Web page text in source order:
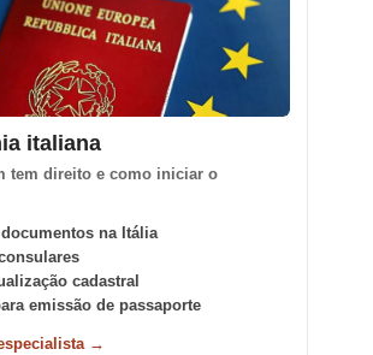
italiana
tem direito e como iniciar o
documentos na Itália
cadastral
emissão de passaporte
→